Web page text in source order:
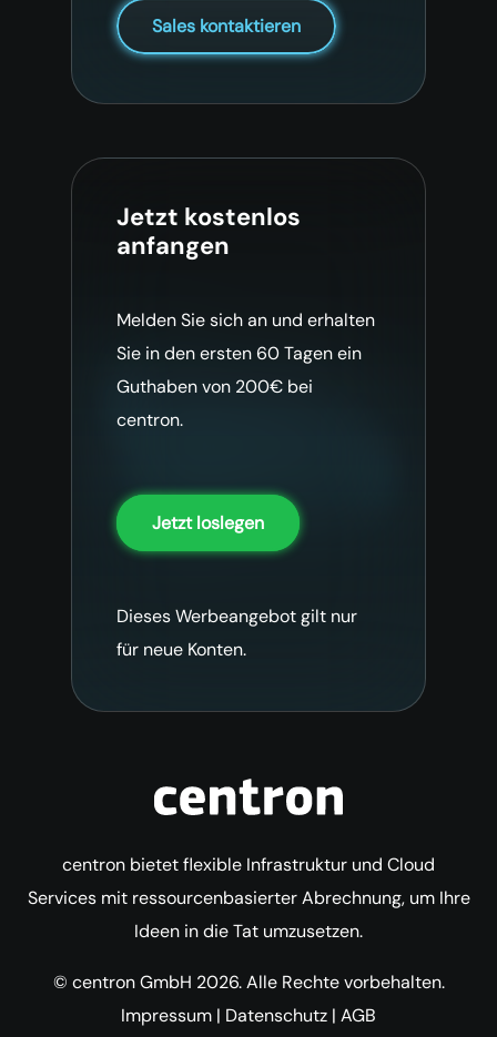
Sales kontaktieren
Jetzt kostenlos
anfangen
Melden Sie sich an und erhalten
Sie in den ersten 60 Tagen ein
Guthaben von 200€ bei
centron.
Jetzt loslegen
Dieses Werbeangebot gilt nur
für neue Konten.
centron bietet flexible Infrastruktur und Cloud
Services mit ressourcenbasierter Abrechnung, um Ihre
Ideen in die Tat umzusetzen.
© centron GmbH 2026. Alle Rechte vorbehalten.
Impressum | Datenschutz | AGB